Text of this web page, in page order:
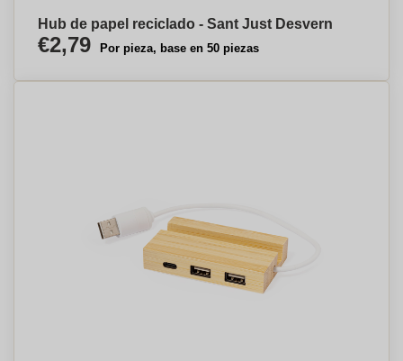
Hub de papel reciclado - Sant Just Desvern
€2,79 Por pieza, base en 50 piezas